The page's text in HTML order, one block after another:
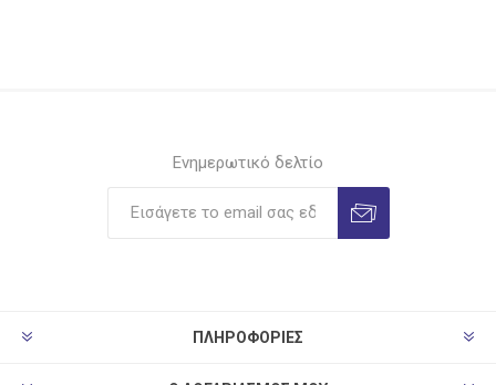
Ενημερωτικό δελτίο
ΠΛΗΡΟΦΟΡΊΕΣ